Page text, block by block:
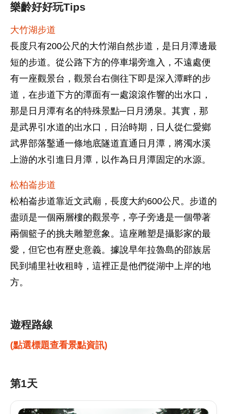
樂齡好好玩Tips
大竹湖步道
長度只有200公尺的大竹湖自然步道，是日月潭邊最
短的步道。從公路下方的停車場旁進入，不遠處便
有一座觀景台，觀景台右側往下即是深入潭畔的步
道，在步道下方的潭面有一處滾滾作響的出水口，
那是日月潭有名的特殊景點─日月湧泉。其實，那
是武界引水道的出水口，日治時期，日人從仁愛鄉
武界部落鑿通一條地底隧道直通日月潭，將濁水溪
上游的水引進日月潭，以作為日月潭固定的水源。
松柏崙步道
松柏崙步道靠近文武廟，長度大約600公尺。步道的
盡頭是一個兩層樓的觀景亭，亭子旁邊是一個帶著
兩個籃子的挑夫雕塑意象。這座雕塑是攝影家的最
愛，但它也有歷史意義。據說早年拉魯島的邵族居
民到埔里社收租時，這裡正是他們從湖中上岸的地
方。
遊程路線
(點選標題查看景點資訊)
第1天